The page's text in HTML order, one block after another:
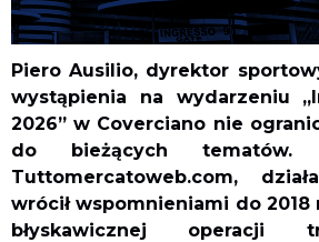
Piero Ausilio, dyrektor
wystąpienia na wydarzeniu
2026” w Coverciano nie
do bieżących tematów.
Tuttomercatoweb.com,
wrócił wspomnieniami do
błyskawicznej operacji